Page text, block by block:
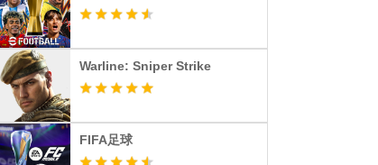
Warline: Sniper Strike
FIFA足球